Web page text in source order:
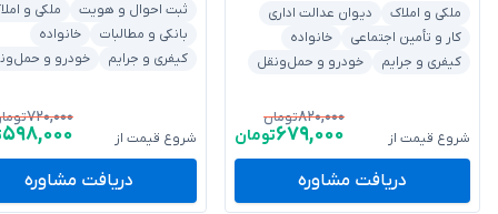
ملکی و املاک
دیوان عدالت اداری
کار و تأمین اجتماعی
خانواده
کیفری و جرایم
خودرو و حمل‌ونقل
شروع قیمت از
۸۲۰,۰۰۰تومان
۶۷۹,۰۰۰تومان
دریافت مشاوره
ثبت احوال و هویت
ملکی و
بانکی و مطالبات
خانواده
کیفری و جرایم
خودرو و
شروع قیمت از
۷۲۰,۰۰۰
۵۹۸,۰۰۰
دریافت مشاوره